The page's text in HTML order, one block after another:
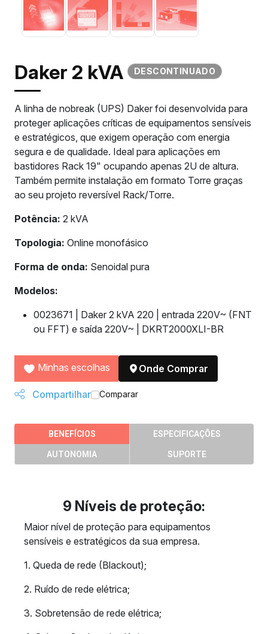
Daker 2 kVA DESCONTINUADO
A linha de nobreak (UPS) Daker foi desenvolvida para
proteger aplicações críticas de equipamentos sensíveis
e estratégicos, que exigem operação com energia
segura e de qualidade. Ideal para aplicações em
bastidores Rack 19" ocupando apenas 2U de altura.
Também permite instalação em formato Torre graças
ao seu projeto reversível Rack/Torre.
Potência: 2 kVA
Topologia: Online monofásico
Forma de onda: Senoidal pura
Modelos:
0023671 | Daker 2 kVA 220 | entrada 220V~ (FNT
ou FFT) e saída 220V~ | DKRT2000XLI-BR
Minhas escolhas Onde Comprar
Compartilhar Comparar
BENEFÍCIOS ESPECIFICAÇÕES
AUTONOMIA SUPORTE
9 Níveis de proteção:
Maior nível de proteção para equipamentos
sensíveis e estratégicos da sua empresa.
1. Queda de rede (Blackout);
2. Ruído de rede elétrica;
3. Sobretensão de rede elétrica;